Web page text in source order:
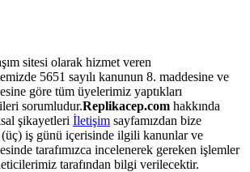
sitesi olarak hizmet veren
5651 sayılı kanunun 8. maddesine ve
göre tüm üyelerimiz yaptıkları
sorumludur.Replikacep.com hakkında
şikayetleri İletişim sayfamızdan bize
iş günü içerisinde ilgili kanunlar ve
tarafımızca incelenerek gereken işlemler
tarafından bilgi verilecektir.